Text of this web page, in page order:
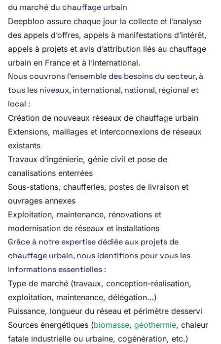
du marché du chauffage urbain
Deepbloo assure chaque jour la collecte et l’analyse
des appels d’offres, appels à manifestations d’intérêt,
appels à projets et avis d’attribution liés au chauffage
urbain en France et à l’international.
Nous couvrons l’ensemble des besoins du secteur, à
tous les niveaux, international, national, régional et
local :
Création de nouveaux réseaux de chauffage urbain
Extensions, maillages et interconnexions de réseaux
existants
Travaux d’ingénierie, génie civil et pose de
canalisations enterrées
Sous-stations, chaufferies, postes de livraison et
ouvrages annexes
Exploitation, maintenance, rénovations et
modernisation de réseaux et installations
Grâce à notre expertise dédiée aux projets de
chauffage urbain, nous identifions pour vous les
informations essentielles :
Type de marché (travaux, conception-réalisation,
exploitation, maintenance, délégation…)
Puissance, longueur du réseau et périmètre desservi
Sources énergétiques (biomasse, géothermie, chaleur
fatale industrielle ou urbaine, cogénération, etc.)